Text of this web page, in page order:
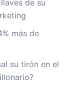
de su
más de
su tirón en el